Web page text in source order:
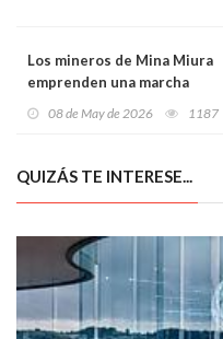
Los mineros de Mina Miura
emprenden una marcha
kilómetros hasta Oviedo tras
queremos limosna, queremos
08 de May de 2026 1187
QUIZÁS TE INTERESE...